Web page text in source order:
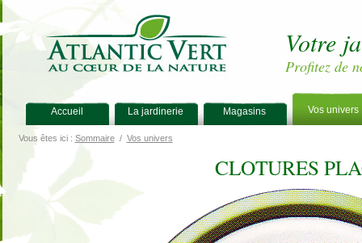
Votre
Profitez de
Accueil La jardinerie Magasins Vos univers
Vous êtes ici : Sommaire/ Vos univers
CLOTURES